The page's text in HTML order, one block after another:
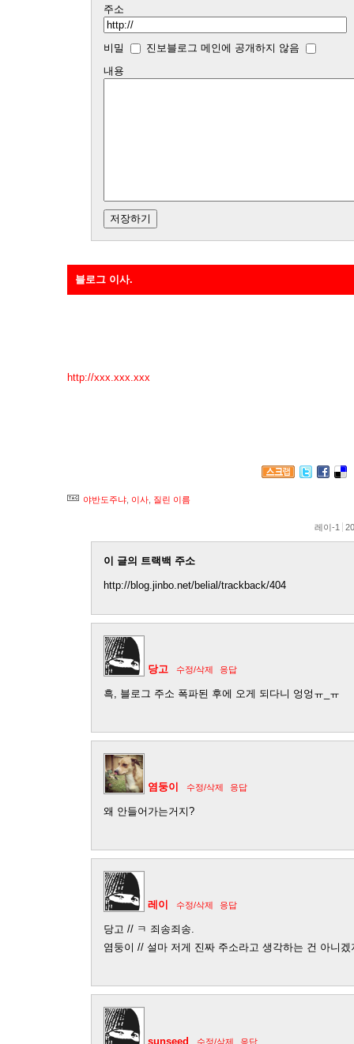
주소
비밀
진보블로그 메인에 공개하지 않음
내용
블로그 이사.
http://xxx.xxx.xxx
야반도주냐 이사 질린 이름
레이-1
이 글의 트랙백 주소
http://blog.jinbo.net/belial/trackback/404
당고 수정/삭제 응답
흑, 블로그 주소 폭파된 후에 오게 되다니 엉엉ㅠ_ㅠ
염둥이 수정/삭제 응답
왜 안들어가는거지?
레이 수정/삭제 응답
당고 // ㅋ 죄송죄송.
염둥이 // 설마 저게 진짜 주소라고 생각하는 건 아니
sunseed 수정/삭제 응답